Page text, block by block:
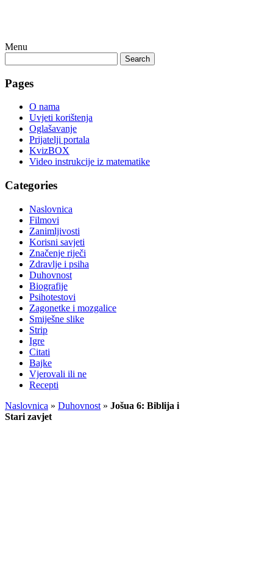
Menu
Search
Pages
O nama
Uvjeti korištenja
Oglašavanje
Prijatelji portala
KvizBOX
Video instrukcije iz matematike
Categories
Naslovnica
Filmovi
Zanimljivosti
Korisni savjeti
Značenje riječi
Zdravlje i psiha
Duhovnost
Biografije
Psihotestovi
Zagonetke i mozgalice
Smiješne slike
Strip
Igre
Citati
Bajke
Vjerovali ili ne
Recepti
Naslovnica » Duhovnost » Jošua 6: Biblija i
Stari zavjet